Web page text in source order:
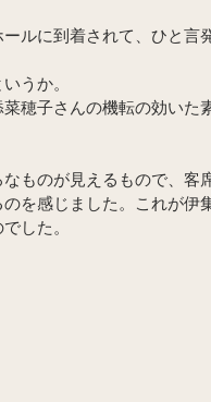
ルに到着されて、ひと言
うか。
穂子さんの機転の効い
ものが見えるもので、客
を感じました。これが伊
した。